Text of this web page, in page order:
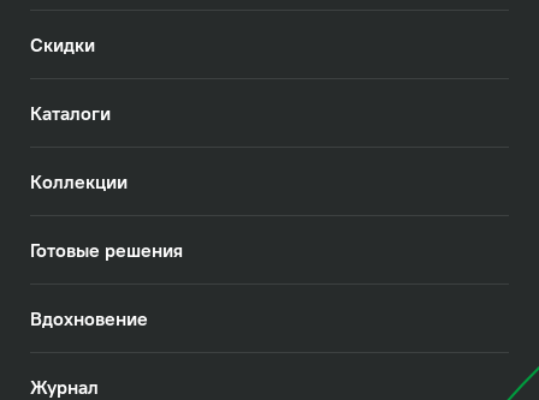
Скидки
Каталоги
Коллекции
Готовые решения
Вдохновение
Журнал